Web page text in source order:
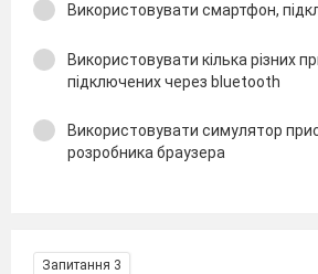
Використовувати смартфон,
Використовувати кілька різних
підключених через bluetooth
Використовувати симулятор
розробника браузера
Запитання 3